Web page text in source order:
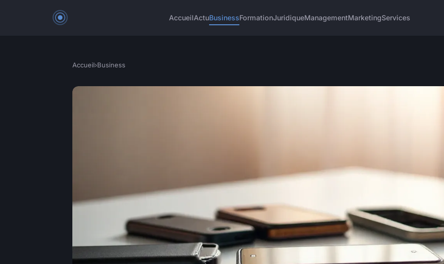
AccueilActuBusinessFormationJuridiqueManagementMarketingServices
Accueil›Business